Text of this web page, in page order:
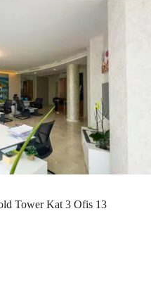
Tower Kat 3 Ofis 13